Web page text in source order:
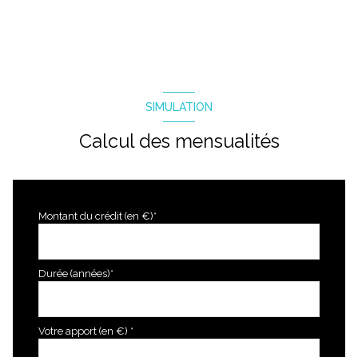
SIMULATION
Calcul des mensualités
Montant du crédit (en €)*
Durée (années)*
Votre apport (en €) *